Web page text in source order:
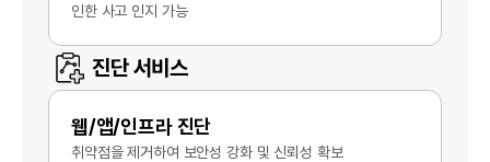
인한 사고 인지 가능
진단 서비스
웹/앱/인프라 진단
취약점을 제거하여 보안성 강화 및 신뢰성 확보